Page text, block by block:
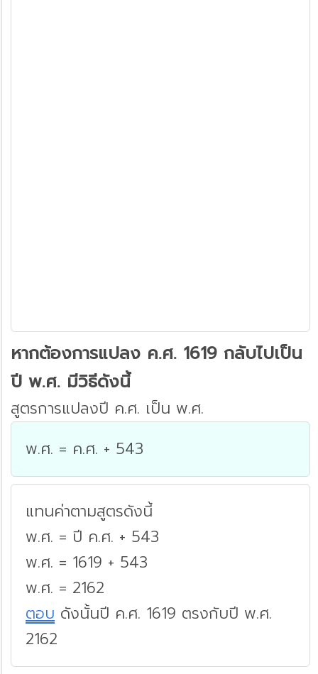
หากต้องการแปลง ค.ศ. 1619 กลับไปเป็น
ปี พ.ศ. มีวิธีดังนี้
สูตรการแปลงปี ค.ศ. เป็น พ.ศ.
พ.ศ. = ค.ศ. + 543
แทนค่าตามสูตรดังนี้
พ.ศ. = ปี ค.ศ. + 543
พ.ศ. = 1619 + 543
พ.ศ. = 2162
ตอบ ดังนั้นปี ค.ศ. 1619 ตรงกับปี พ.ศ.
2162